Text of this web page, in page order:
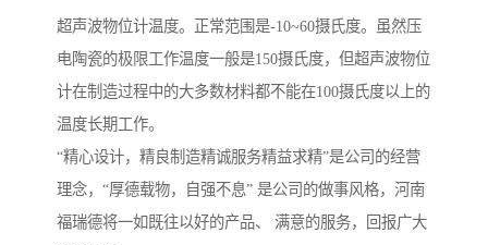
超声波物位计温度。正常范围是-10~60摄氏度。虽然压
电陶瓷的极限工作温度一般是150摄氏度，但超声波物位
计在制造过程中的大多数材料都不能在100摄氏度以上的
温度长期工作。
“精心设计，精良制造精诚服务精益求精”是公司的经营
理念，“厚德载物，自强不息” 是公司的做事风格，河南
福瑞德将一如既往以好的产品、 满意的服务，回报广大